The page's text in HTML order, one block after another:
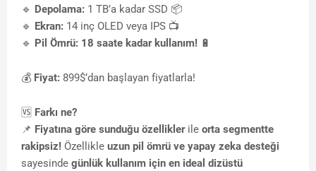
🔹 Depolama: 1 TB’a kadar SSD 📦
🔹 Ekran: 14 inç OLED veya IPS 📺
🔹 Pil Ömrü: 18 saate kadar kullanım! 🔋
💰 Fiyat: 899$’dan başlayan fiyatlarla!
🆚 Farkı ne?
📌 Fiyatına göre sunduğu özelliklerile orta segmentte
rakipsiz! Özellikle uzun pil ömrü ve yapay zeka desteği
sayesinde günlük kullanım için en ideal dizüstü